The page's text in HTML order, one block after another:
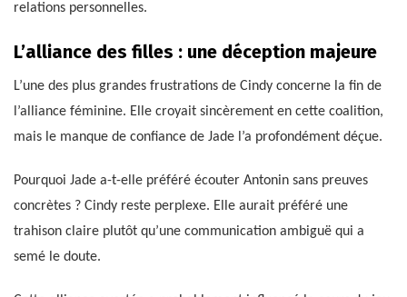
relations personnelles.
L’alliance des filles : une déception majeure
L’une des plus grandes frustrations de Cindy concerne la fin de
l’alliance féminine. Elle croyait sincèrement en cette coalition,
mais le manque de confiance de Jade l’a profondément déçue.
Pourquoi Jade a-t-elle préféré écouter Antonin sans preuves
concrètes ? Cindy reste perplexe. Elle aurait préféré une
trahison claire plutôt qu’une communication ambiguë qui a
semé le doute.